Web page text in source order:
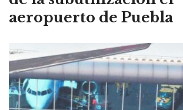
aeropuerto de Puebla